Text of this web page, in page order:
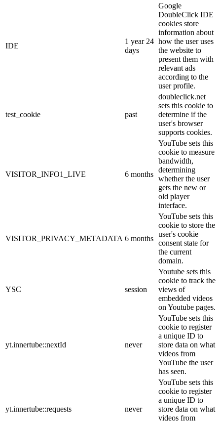
IDE
1 year 24
days
Google
DoubleClick IDE
cookies store
information about
how the user uses
the website to
present them with
relevant ads
according to the
user profile.
test_cookie past
doubleclick.net
sets this cookie to
determine if the
user's browser
supports cookies.
VISITOR_INFO1_LIVE 6 months
YouTube sets this
cookie to measure
bandwidth,
determining
whether the user
gets the new or
old player
interface.
VISITOR_PRIVACY_METADATA 6 months
YouTube sets this
cookie to store the
user's cookie
consent state for
the current
domain.
YSC session
Youtube sets this
cookie to track the
views of
embedded videos
on Youtube pages.
yt.innertube::nextId never
YouTube sets this
cookie to register
a unique ID to
store data on what
videos from
YouTube the user
has seen.
yt.innertube::requests never
YouTube sets this
cookie to register
a unique ID to
store data on what
videos from